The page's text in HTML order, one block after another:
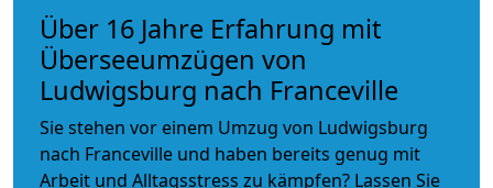
Über 16 Jahre Erfahrung mit
Überseeumzügen von
Ludwigsburg nach Franceville
Sie stehen vor einem Umzug von Ludwigsburg
nach Franceville und haben bereits genug mit
Arbeit und Alltagsstress zu kämpfen? Lassen Sie